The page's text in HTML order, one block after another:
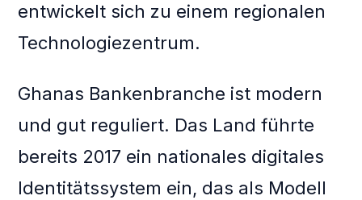
entwickelt sich zu einem regionalen
Technologiezentrum.
Ghanas Bankenbranche ist modern
und gut reguliert. Das Land führte
bereits 2017 ein nationales digitales
Identitätssystem ein, das als Modell